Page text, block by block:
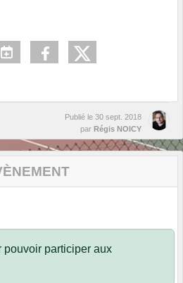
Publié le 30 sept. 2018
par Régis NOICY
pouvoir participer aux